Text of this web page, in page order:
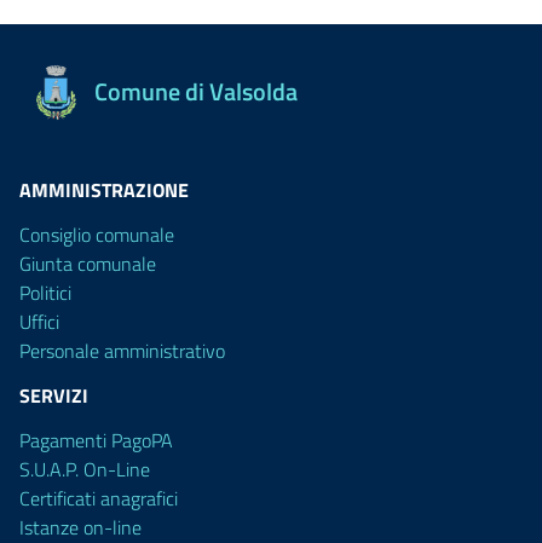
Comune di Valsolda
AMMINISTRAZIONE
Consiglio comunale
Giunta comunale
Politici
Uffici
Personale amministrativo
SERVIZI
Pagamenti PagoPA
S.U.A.P. On-Line
Certificati anagrafici
Istanze on-line